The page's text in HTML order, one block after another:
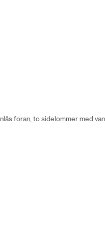
foran, to sidelommer med